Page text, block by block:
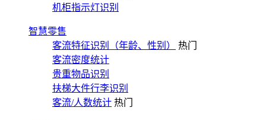
机柜指示灯识别
智慧零售
客流特征识别（年龄、性别）
热门
客流密度统计
贵重物品识别
扶梯大件行李识别
客流/人数统计 热门